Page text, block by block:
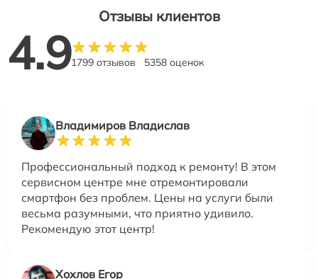
Отзывы клиентов
4.91799 отзывов 5358 оценок
Владимиров Владислав
Профессиональный подход к ремонту! В этом
сервисном центре мне отремонтировали
смартфон без проблем. Цены на услуги были
весьма разумными, что приятно удивило.
Рекомендую этот центр!
Хохлов Егор